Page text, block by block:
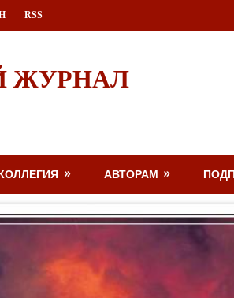
RSS
ЖУРНАЛ
АВТОРАМ